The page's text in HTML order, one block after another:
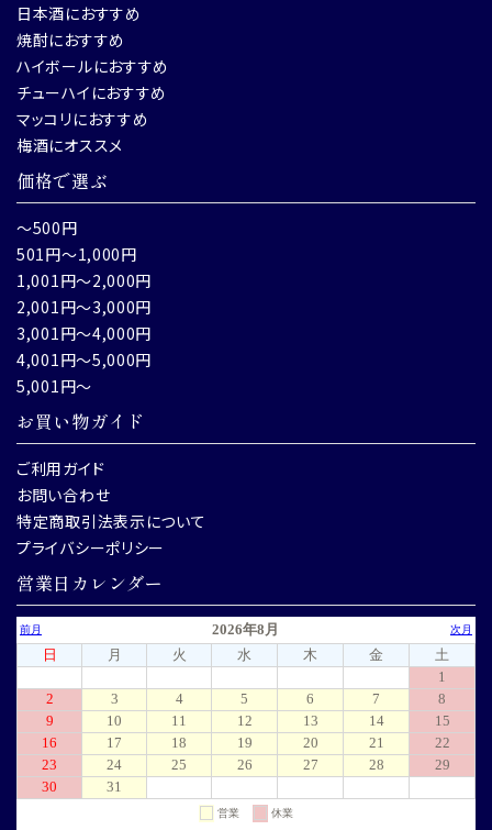
日本酒におすすめ
焼酎におすすめ
ハイボールにおすすめ
チューハイにおすすめ
マッコリにおすすめ
梅酒にオススメ
価格で選ぶ
～500円
501円～1,000円
1,001円～2,000円
2,001円～3,000円
3,001円～4,000円
4,001円～5,000円
5,001円～
お買い物ガイド
ご利用ガイド
お問い合わせ
特定商取引法表示について
プライバシーポリシー
営業日カレンダー